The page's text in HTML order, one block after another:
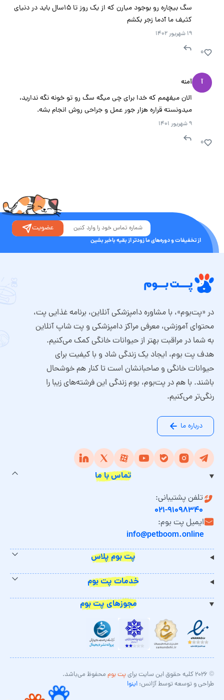
سگ بیچاره رو بوجود میارن که از یک روز تا ۱۵سال باید در دنیای
کثیف ما آدما زجر بکشم
۱۹ شهریور ۱۴۰۲
۰
آ
آمنه
الان میفهمم که خدا برای چی میگه سگ رو تو خونه نگه ندارید،
میدونسته قراره هزار جور عمل و جراحی روش انجام بشه.
۹ شهریور ۱۴۰۱
۰
از تخفیفات و دوره‌های ما زودتر از بقیه باخبر بشین
عضویت
در «پت‌بوم»، با مشاوره دامپزشکی آنلاین، برنامه غذایی پت،
محتوای آموزشی، معرفی مراکز دامپزشکی و پت شاپ آنلاین
به شما در مراقبت بهتر از حیوانات خانگی کمک می‌کنیم.
هدف پت بوم، ایجاد یک زندگی شاد و با کیفیت برای
حیوانات خانگی و صاحبانشان است تا کنار هم خوشحال
باشند. با هم در پت‌بوم، بوم زندگی این فرشته‌های زیبا را
رنگی‌تر می‌کنیم.
درباره ما
تماس با ما
تلفن پشتیبانی:
۰۲۱-۹۱۰۹۸۳۴۰
ایمیل پت بوم:
info@petboom.online
پت بوم پلاس
خدمات پت بوم
مجوزهای پت بوم
© ۲۰۲۶ کلیه حقوق این سایت برای پت بوم محفوظ می‌باشد.
طراحی و توسعه توسط آژانس: اینوا